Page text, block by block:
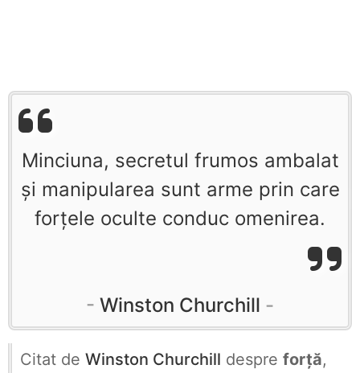
Minciuna, secretul frumos ambalat
şi manipularea sunt arme prin care
forţele oculte conduc omenirea.
Winston Churchill
Citat de Winston Churchill despre forță,